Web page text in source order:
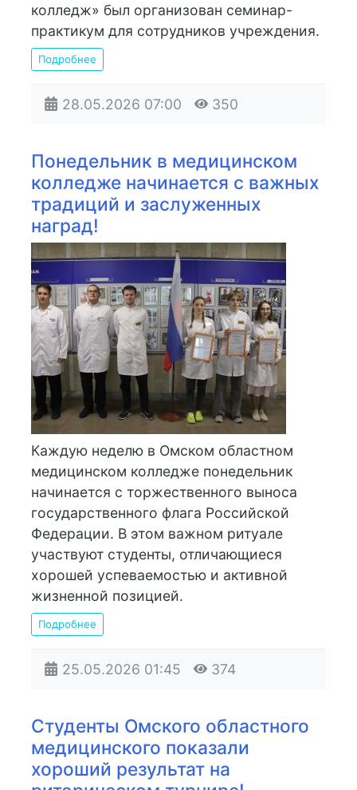
колледж» был организован семинар-
практикум для сотрудников учреждения.
Подробнее
28.05.2026 07:00 350
Понедельник в медицинском
колледже начинается с важных
традиций и заслуженных
наград!
Каждую неделю в Омском областном
медицинском колледже понедельник
начинается с торжественного выноса
государственного флага Российской
Федерации. В этом важном ритуале
участвуют студенты, отличающиеся
хорошей успеваемостью и активной
жизненной позицией.
Подробнее
25.05.2026 01:45 374
Студенты Омского областного
медицинского показали
хороший результат на